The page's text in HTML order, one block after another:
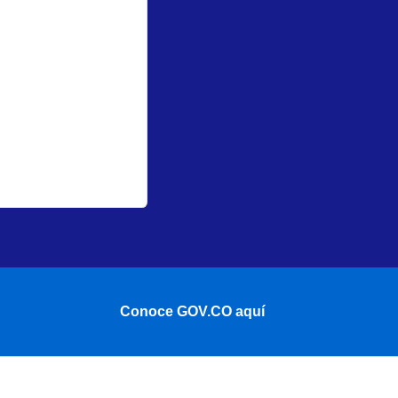
Conoce GOV.CO aquí